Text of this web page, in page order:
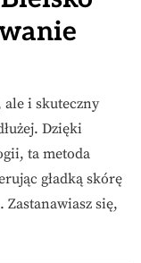
i skuteczny
Dzięki
ta metoda
gładką skórę
się,